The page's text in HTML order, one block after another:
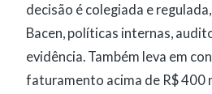
decisão é colegiada e
Bacen, políticas internas,
evidência. Também leva em
faturamento acima de R$ 400